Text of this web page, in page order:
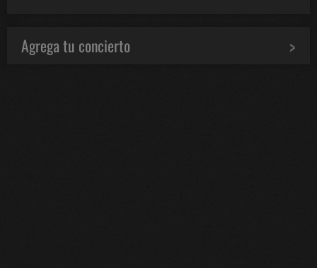
Agrega tu concierto